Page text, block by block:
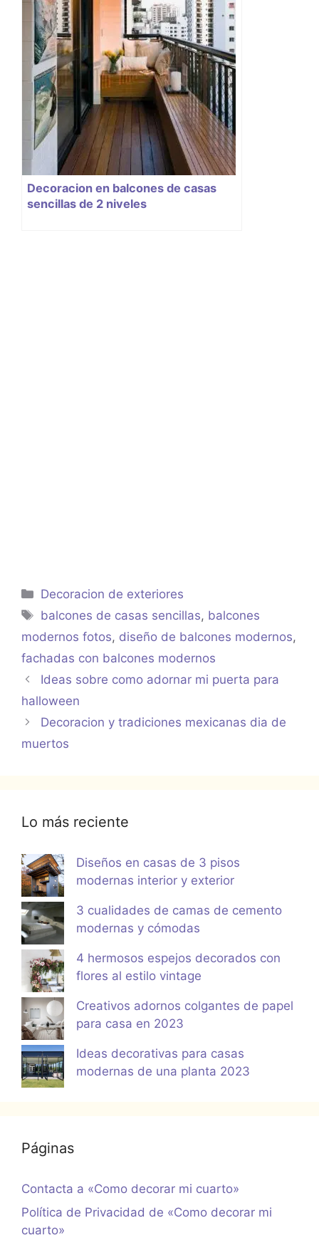
Decoracion en balcones de casas
sencillas de 2 niveles
Categorías
Decoracion de exteriores
Etiquetas
balcones de casas sencillas, balcones
modernos fotos, diseño de balcones modernos,
fachadas con balcones modernos
Ideas sobre como adornar mi puerta para
halloween
Decoracion y tradiciones mexicanas dia de
muertos
Lo más reciente
Diseños en casas de 3 pisos
modernas interior y exterior
3 cualidades de camas de cemento
modernas y cómodas
4 hermosos espejos decorados con
flores al estilo vintage
Creativos adornos colgantes de papel
para casa en 2023
Ideas decorativas para casas
modernas de una planta 2023
Páginas
Contacta a «Como decorar mi cuarto»
Política de Privacidad de «Como decorar mi
cuarto»